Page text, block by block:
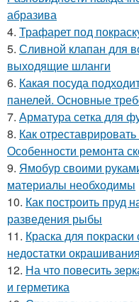
абразива
4. Трафарет под
5. Сливной клапан для
выходящие шланги
6. Какая посуда
панелей. Основные
7. Арматура сетка для
8. Как
Особенности ремонта
9. Ямобур своими
материалы необходимы
10. Как построить пруд
разведения рыбы
11. Краска для
недостатки окрашивания
12. На что повесить
и герметика